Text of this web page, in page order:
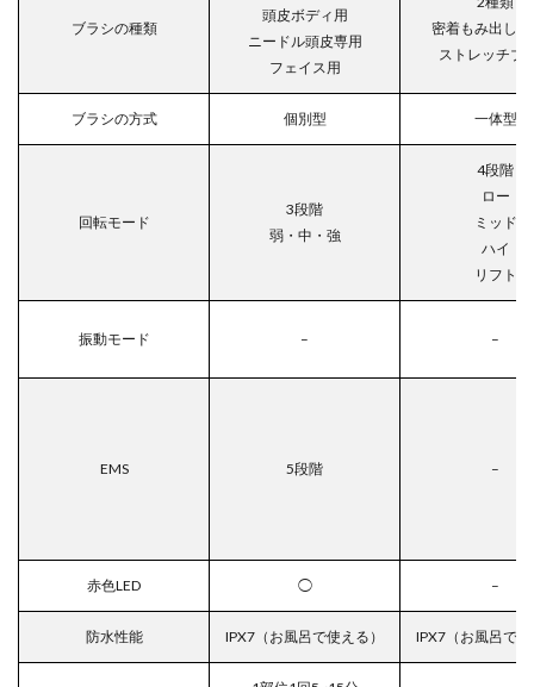
ブラシの種類
頭皮ボディ用
ニードル頭皮専用
フェイス用
密着もみ出し
ストレッチブ
ブラシの方式 個別型 一体型
回転モード
3段階
弱・中・強
4段階
ロー
ミッド
ハイ
リフト
振動モード – –
EMS 5段階 –
赤色LED ◯ –
防水性能 IPX7（お風呂で使える） IPX7（お風呂で